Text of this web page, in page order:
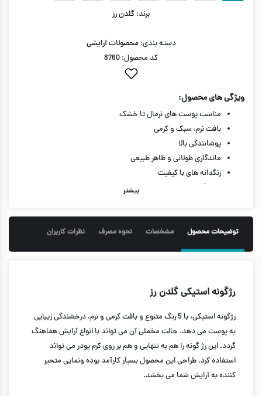
برند: گلدن رز
دسته بندی: محصولات آرایشی
کد محصول: 8760
ویژگی های محصول:
مناسب پوست های نرمال تا خشک
بافت نرم، سبک و کرمی
پوشانندگی بالا
ماندگاری طولانی و ظاهر طبیعی
رنگدانه های با کیفیت
بیشتر
توضیحات محصول مشخصات نحوه مصرف نظرات کاربران
رژگونه استیکی گلدن رز
رژگونه استیکی، با 5 رنگ متنوع و بافت کرمی و نرم، درخشندگی زیبایی
به پوست می دهد. حالت مخملی آن می تواند با انواع آرایش هماهنگ
گردد. این رژ گونه را هم به تنهایی و هم بر روی کرم پودر می تواند
استفاده کرد. طراحی این محصول بسیار کارآمد بوده ونمایی متحیر
کننده به آرایش شما می بخشد.